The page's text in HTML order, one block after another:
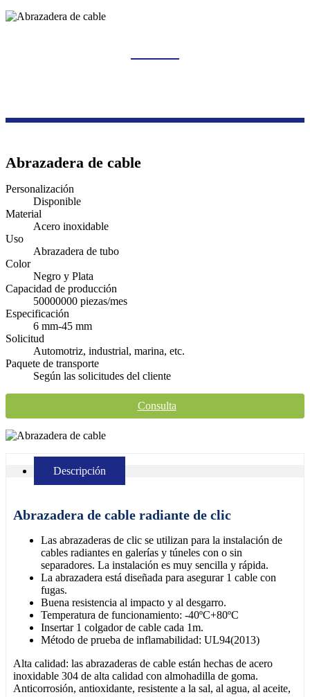
Abrazadera de cable
Personalización
Disponible
Material
Acero inoxidable
Uso
Abrazadera de tubo
Color
Negro y Plata
Capacidad de producción
50000000 piezas/mes
Especificación
6 mm-45 mm
Solicitud
Automotriz, industrial, marina, etc.
Paquete de transporte
Según las solicitudes del cliente
Consulta
Descripción
Abrazadera de cable radiante de clic
Las abrazaderas de clic se utilizan para la instalación de
cables radiantes en galerías y túneles con o sin
separadores. La instalación es muy sencilla y rápida.
La abrazadera está diseñada para asegurar 1 cable con
fugas.
Buena resistencia al impacto y al desgarro.
Temperatura de funcionamiento: -40ºC+80ºC
Insertar 1 colgador de cable cada 1m.
Método de prueba de inflamabilidad: UL94(2013)
Alta calidad: las abrazaderas de cable están hechas de acero
inoxidable 304 de alta calidad con almohadilla de goma.
Anticorrosión, antioxidante, resistente a la sal, al agua, al aceite,